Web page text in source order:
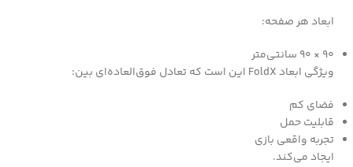
ابعاد هر صفحه:
۹۰ × ۹۰ سانتی‌متر
ویژگی ابعاد FoldX این است که تعادل فوق‌العاده‌ای بین:
فضای کم
قابلیت حمل
تجربه واقعی بازی
ایجاد می‌کند.